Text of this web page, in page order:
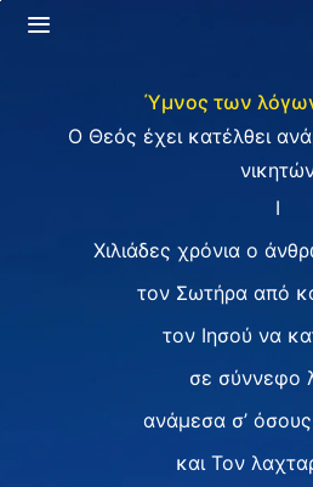
Ύμνος των
Ο Θεός έχει κατέλθει
Ⅰ
Χιλιάδες χρόνια ο
τον Σωτήρα από
τον Ιησού να
σε σύννεφο
ανάμεσα σ’
και Τον